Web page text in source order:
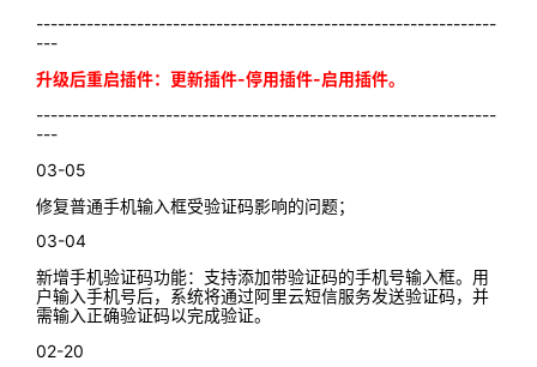
----------------------------------------------------------------
---
升级后重启插件：更新插件-停用插件-启用插件。
----------------------------------------------------------------
---
03-05
修复普通手机输入框受验证码影响的问题；
03-04
新增手机验证码功能：支持添加带验证码的手机号输入框。用
户输入手机号后，系统将通过阿里云短信服务发送验证码，并
需输入正确验证码以完成验证。
02-20